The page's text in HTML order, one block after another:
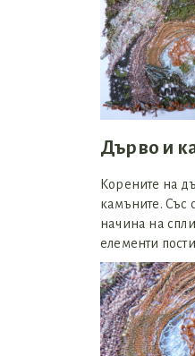
Дърво и
Корените на
камъните. Със
начина на
елементи